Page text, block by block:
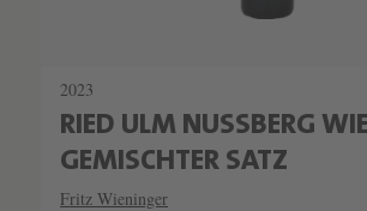
2023
RIED ULM NUSSBERG
GEMISCHTER SATZ
Fritz Wieninger